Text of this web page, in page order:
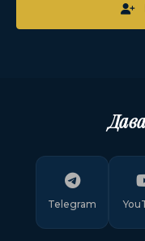
Telegram